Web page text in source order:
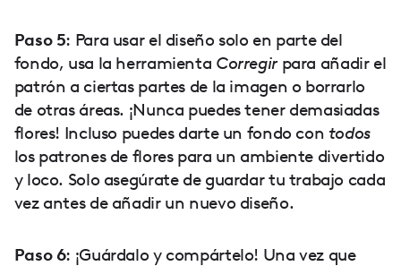
Paso 5: Para usar el diseño solo en parte del
fondo, usa la herramienta Corregirpara añadir el
patrón a ciertas partes de la imagen o borrarlo
de otras áreas. ¡Nunca puedes tener demasiadas
flores! Incluso puedes darte un fondo con todos
los patrones de flores para un ambiente divertido
y loco. Solo asegúrate de guardar tu trabajo cada
vez antes de añadir un nuevo diseño.
Paso 6: ¡Guárdalo y compártelo! Una vez que